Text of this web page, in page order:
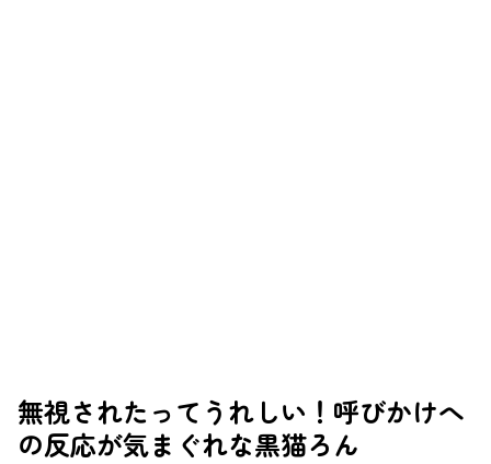
無視されたってうれしい！呼びかけへ
の反応が気まぐれな黒猫ろん